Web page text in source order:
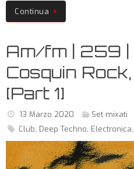
Continua
Am/fm | 259
Cosquin
[Part 1]
13 Marzo 2020
Set mixati
Club, Deep Techno, Electronica,